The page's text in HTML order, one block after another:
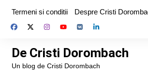
content
Termeni si conditii Despre Cristi
De Cristi Dorombach
Un blog de Cristi Dorombach